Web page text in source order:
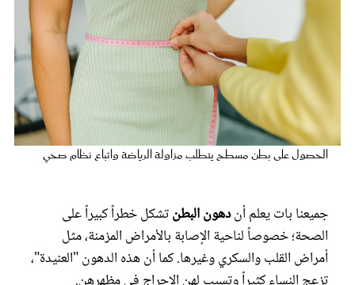
الحصول على بطن مسطح يتطلب مزاولة الرياضة واتباع نظام صحي
جميعنا بات يعلم أندهون البطنتشكل خطراً كبيراً على
الصحة؛ خصوصاً لناحية الإصابة بالأمراض المزمنة، مثل
أمراض القلب والسكري وغيرها. كما أن هذه الدهون "العنيدة"،
مقالات الرأي
ستايل
تقارير
عروس سيدتي